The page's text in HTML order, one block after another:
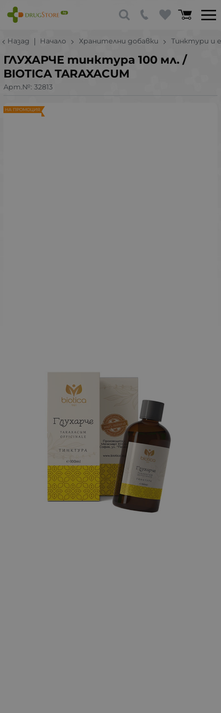
Назад Начало Хранителни добавки Тинктури и
ГЛУХАРЧЕ тинктура 100 мл. /
BIOTICA TARAXACUM
Арт.№: 32813
НА ПРОМОЦИЯ